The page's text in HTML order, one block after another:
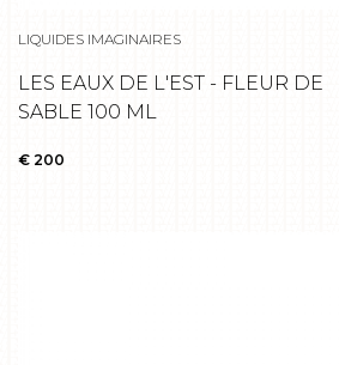
LIQUIDES IMAGINAIRES
LES EAUX DE L'EST - FLEUR DE
SABLE 100 ML
€ 200